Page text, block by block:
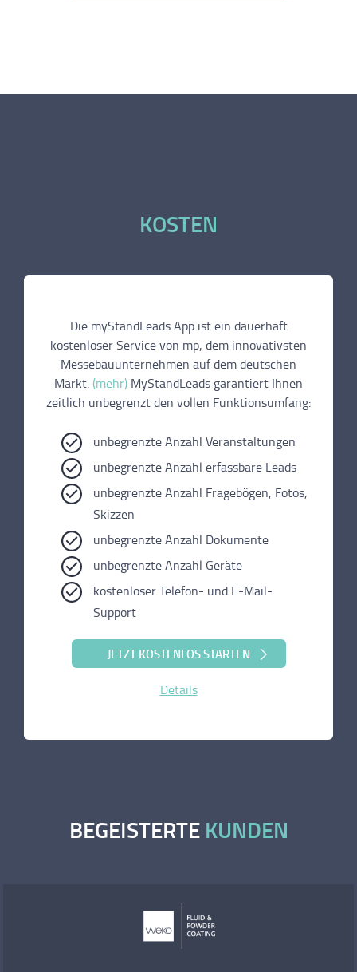
KOSTEN
Die myStandLeads App ist ein dauerhaft
kostenloser Service von mp, dem innovativsten
Messebauunternehmen auf dem deutschen
Markt. (mehr) MyStandLeads garantiert Ihnen
zeitlich unbegrenzt den vollen Funktionsumfang:
unbegrenzte Anzahl Veranstaltungen
unbegrenzte Anzahl erfassbare Leads
unbegrenzte Anzahl Fragebögen, Fotos,
Skizzen
unbegrenzte Anzahl Dokumente
unbegrenzte Anzahl Geräte
kostenloser Telefon- und E-Mail-
Support
JETZT KOSTENLOS STARTEN
Details
BEGEISTERTE KUNDEN